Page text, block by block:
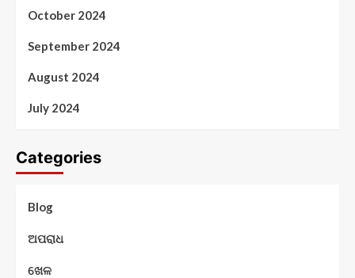
October 2024
September 2024
August 2024
July 2024
Categories
Blog
ଅପରାଧ
ଖେଳ